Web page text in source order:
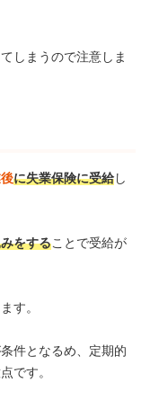
しまうので注意しま
に失業保険に受給し
をすることで受給が
す。
件となるめ、定期的
です。